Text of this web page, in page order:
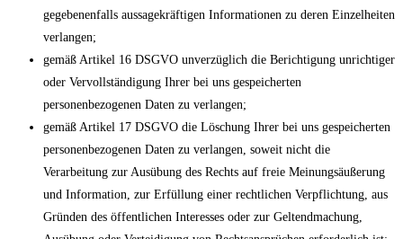
gegebenenfalls aussagekräftigen Informationen zu deren Einzelheiten
verlangen;
gemäß Artikel 16 DSGVO unverzüglich die Berichtigung unrichtiger
oder Vervollständigung Ihrer bei uns gespeicherten
personenbezogenen Daten zu verlangen;
gemäß Artikel 17 DSGVO die Löschung Ihrer bei uns gespeicherten
personenbezogenen Daten zu verlangen, soweit nicht die
Verarbeitung zur Ausübung des Rechts auf freie Meinungsäußerung
und Information, zur Erfüllung einer rechtlichen Verpflichtung, aus
Gründen des öffentlichen Interesses oder zur Geltendmachung,